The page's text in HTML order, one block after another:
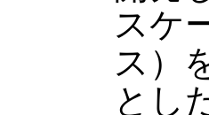
スケ
ス）
とし